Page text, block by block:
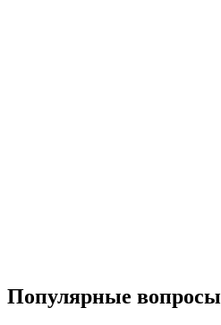
Популярные вопросы